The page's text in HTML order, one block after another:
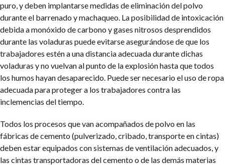
puro, y deben implantarse medidas de eliminación del polvo
durante el barrenado y machaqueo. La posibilidad de intoxicación
debida a monóxido de carbono y gases nitrosos desprendidos
durante las voladuras puede evitarse asegurándose de que los
trabajadores estén a una distancia adecuada durante dichas
voladuras y no vuelvan al punto de la explosión hasta que todos
los humos hayan desaparecido. Puede ser necesario el uso de ropa
adecuada para proteger a los trabajadores contra las
inclemencias del tiempo.
Todos los procesos que van acompañados de polvo en las
fábricas de cemento (pulverizado, cribado, transporte en cintas)
deben estar equipados con sistemas de ventilación adecuados, y
las cintas transportadoras del cemento o de las demás materias